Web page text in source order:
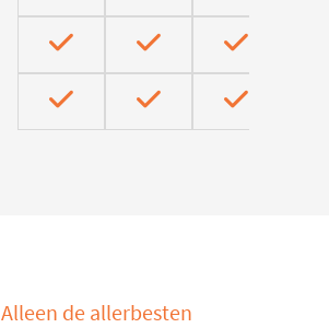
Alleen de allerbesten